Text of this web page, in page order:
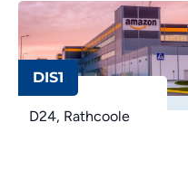
DIS1
D24, Rathcoole